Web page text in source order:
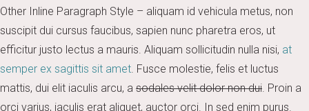
Other Inline Paragraph Style – aliquam id vehicula metus, non
suscipit dui cursus faucibus, sapien nunc pharetra eros, ut
efficitur justo lectus a mauris. Aliquam sollicitudin nulla nisi, at
semper ex sagittis sit amet. Fusce molestie, felis et luctus
mattis, dui elit iaculis arcu, a sodales velit dolor non dui. Proin a
orci varius, iaculis erat aliquet, auctor orci. In sed enim purus.